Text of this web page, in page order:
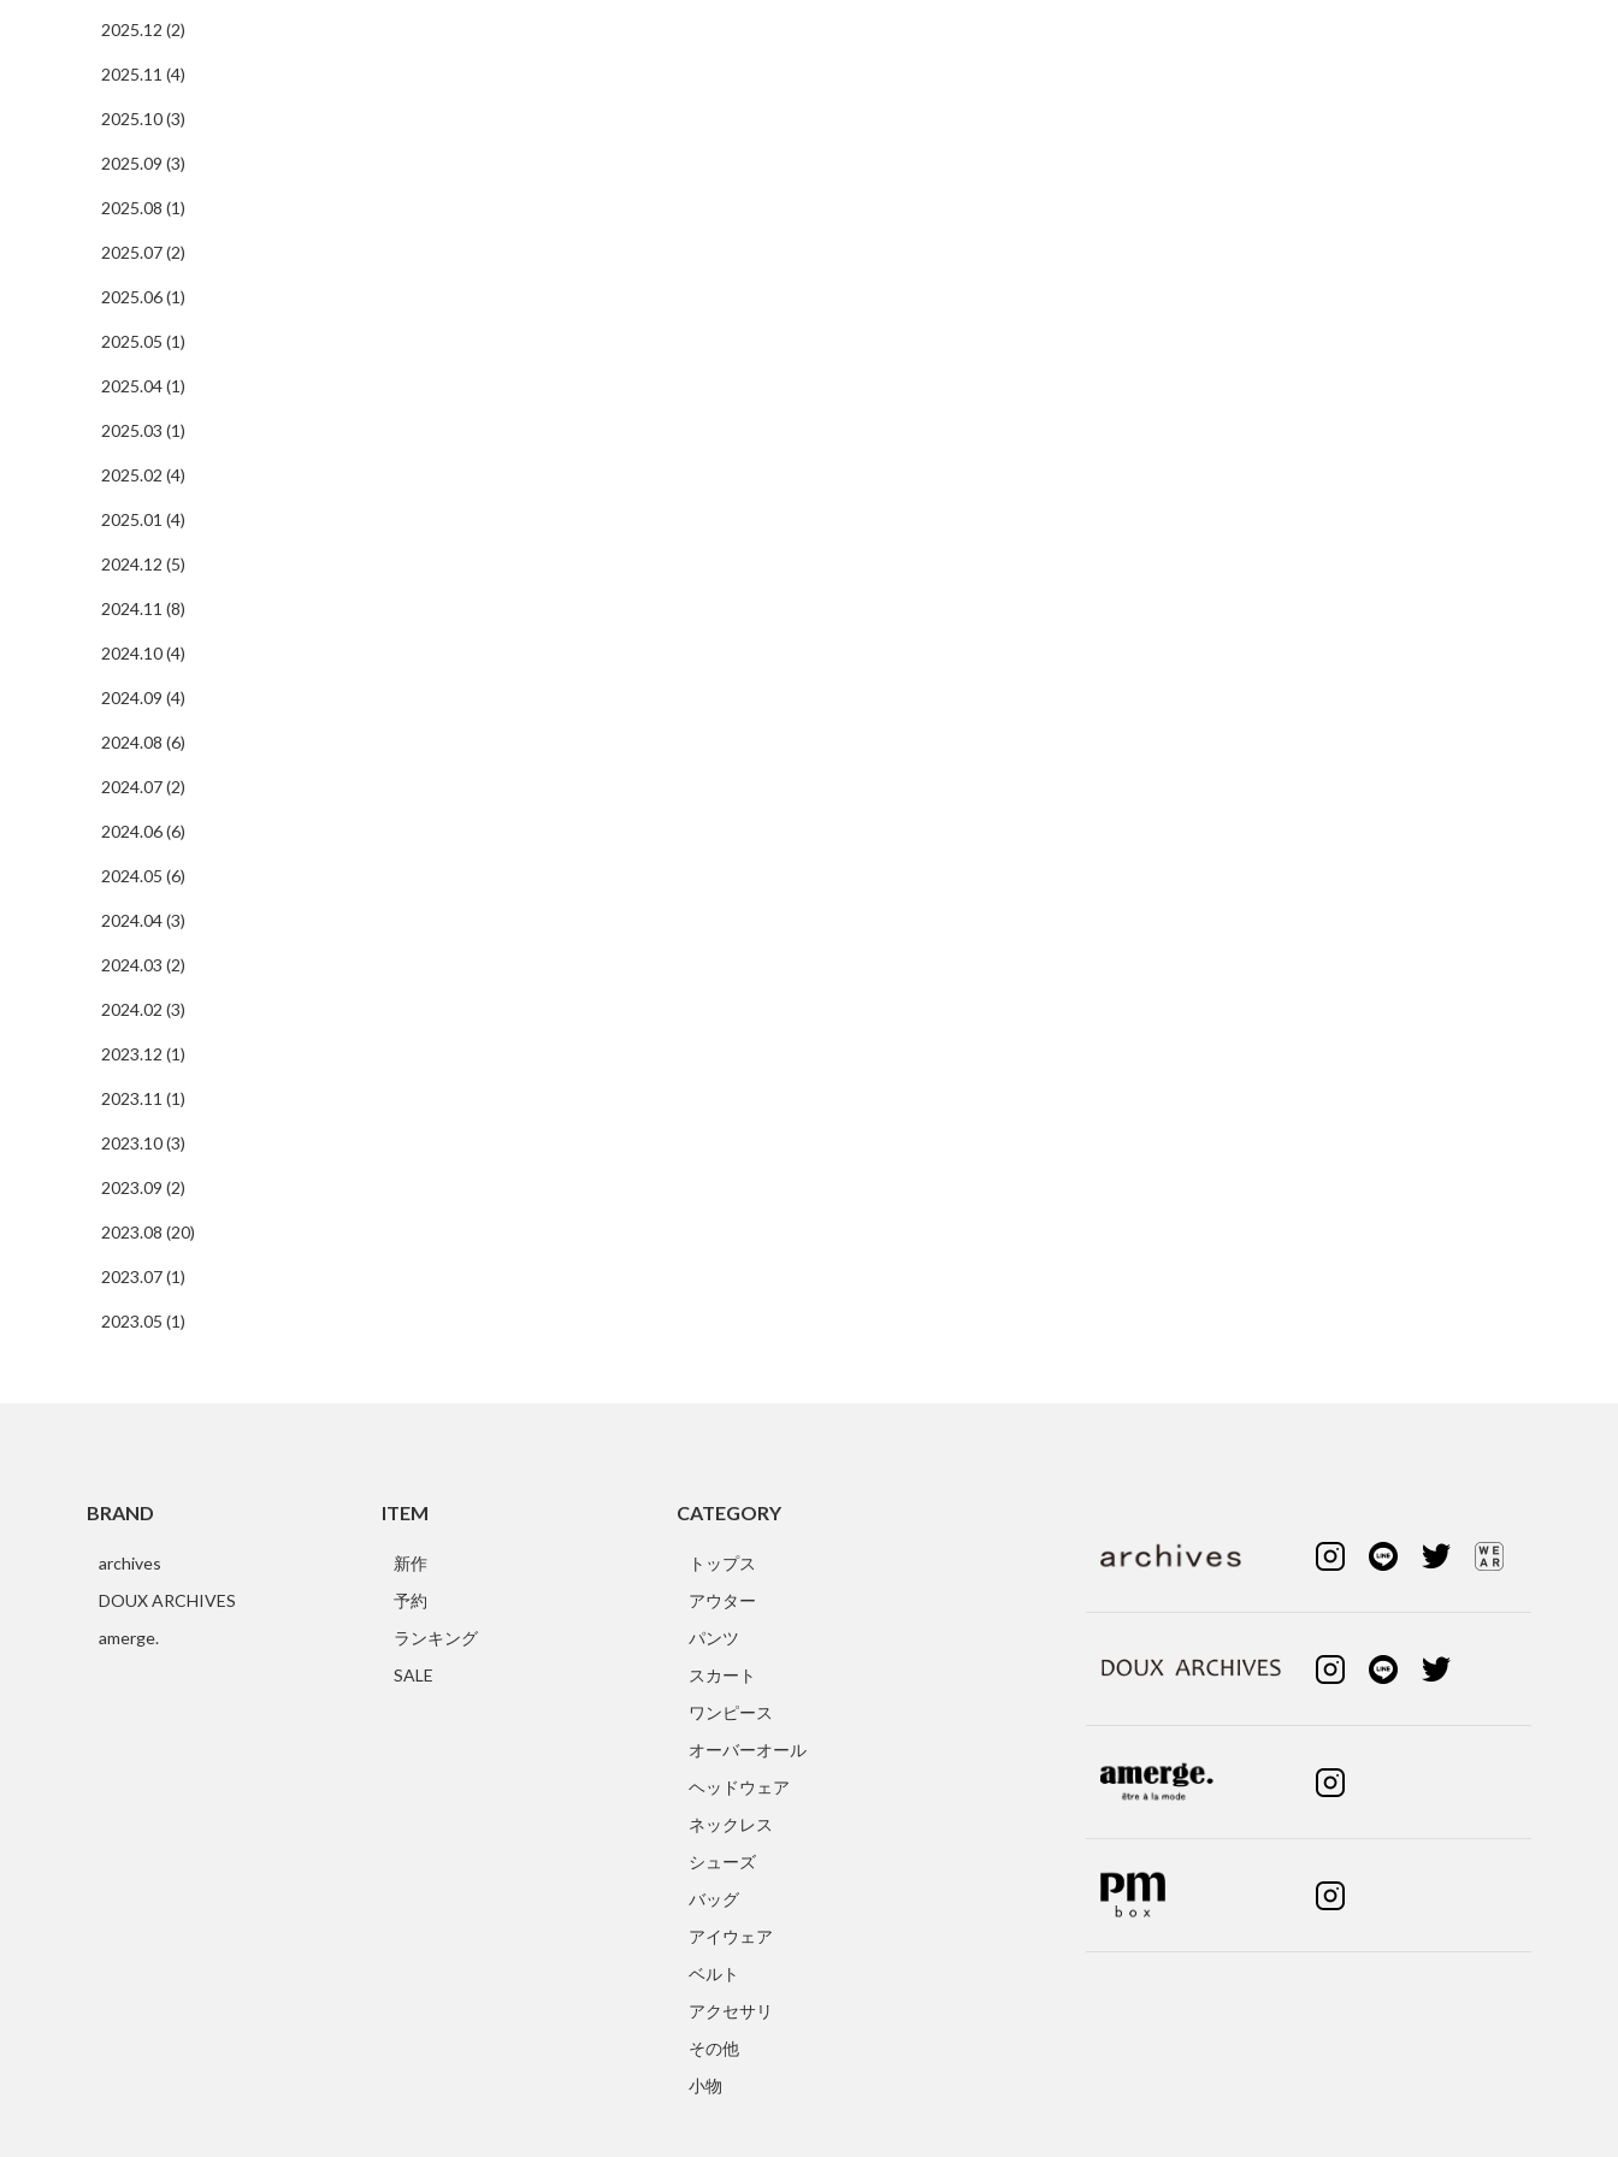
2025.12 (2)
2025.11 (4)
2025.10 (3)
2025.09 (3)
2025.08 (1)
2025.07 (2)
2025.06 (1)
2025.05 (1)
2025.04 (1)
2025.03 (1)
2025.02 (4)
2025.01 (4)
2024.12 (5)
2024.11 (8)
2024.10 (4)
2024.09 (4)
2024.08 (6)
2024.07 (2)
2024.06 (6)
2024.05 (6)
2024.04 (3)
2024.03 (2)
2024.02 (3)
2023.12 (1)
2023.11 (1)
2023.10 (3)
2023.09 (2)
2023.08 (20)
2023.07 (1)
2023.05 (1)
BRAND
archives
DOUX ARCHIVES
amerge.
ITEM
新作
予約
ランキング
SALE
CATEGORY
トップス
アウター
パンツ
スカート
ワンピース
オーバーオール
ヘッドウェア
ネックレス
シューズ
バッグ
アイウェア
ベルト
アクセサリ
その他
小物